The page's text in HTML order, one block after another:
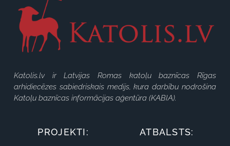
Katolis.lv ir Latvijas Romas katoļu baznīcas Rīgas
arhidiecēzes sabiedriskais medijs, kura darbību nodrošina
Katoļu baznīcas informācijas aģentūra (KABIA).
PROJEKTI: ATBALSTS: